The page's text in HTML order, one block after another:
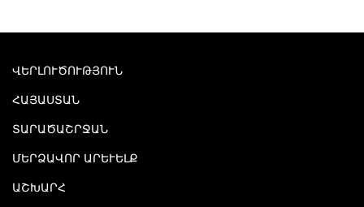
ՎԵՐԼՈՒԾՈՒԹՅՈՒՆ
ՀԱՅԱՍՏԱՆ
ՏԱՐԱԾԱՇՐՋԱՆ
ՄԵՐՁԱՎՈՐ ԱՐԵՒԵԼՔ
ԱՇԽԱՐՀ